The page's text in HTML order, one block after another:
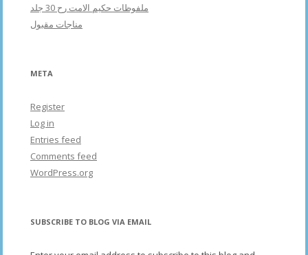
ملفوظات حکیم الامت رح 30 جلد
مناجات مقبول
META
Register
Log in
Entries feed
Comments feed
WordPress.org
SUBSCRIBE TO BLOG VIA EMAIL